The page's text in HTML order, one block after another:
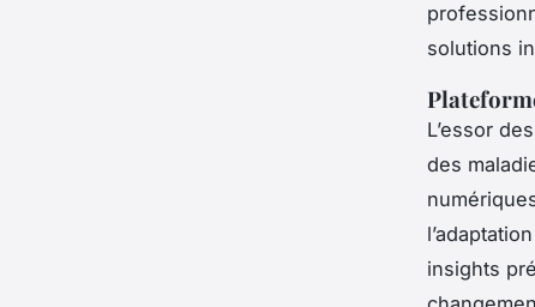
solutions
L’essor des
des
insights